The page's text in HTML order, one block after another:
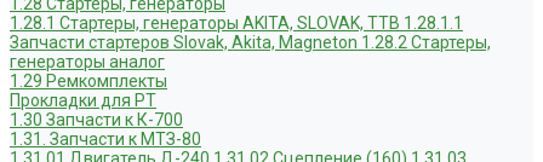
1.28.1 Стартеры, генераторы AKITA, SLOVAK, ТТВ 1.28.1.1
Запчасти стартеров Slovak, Akita, Magneton 1.28.2 Стартеры,
генераторы аналог
1.29 Ремкомплекты
Прокладки для РТ
1.30 Запчасти к К-700
1.31. Запчасти к МТЗ-80